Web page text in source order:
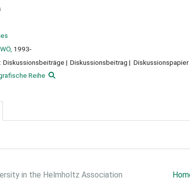
1993-
Diskussionsbeiträge Diskussionsbeitrag
Diskussionspapier
Reihe
in the Helmholtz Association